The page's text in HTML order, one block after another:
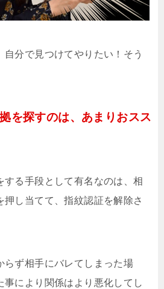
分で見つけてやりたい！そう
を探すのは、あまりおスス
する手段として有名なのは、相
押し当てて、指紋認証を解除さ
らず相手にバレてしまった場
事により関係はより悪化してし